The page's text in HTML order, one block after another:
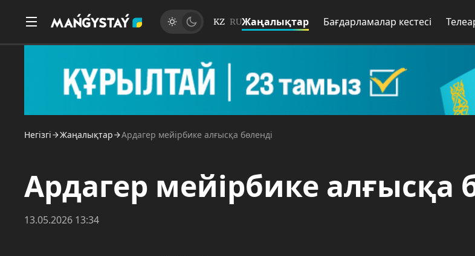
KZ RUЖаңалықтар Бағдарламалар кестесі
Негізгі Жаңалықтар Ардагер мейірбике алғысқа бөленді
Ардагер мейірбике алғысқа
13.05.2026 13:34